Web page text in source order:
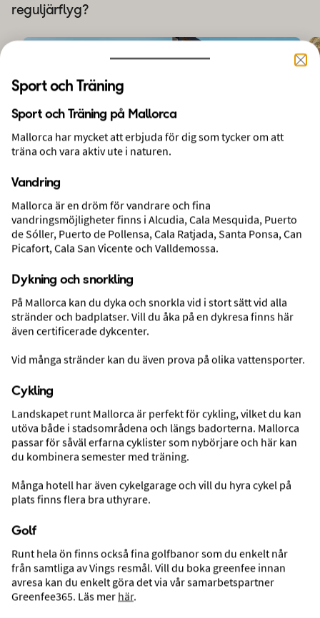
reguljärflyg?
Las Arenas
Playa de Palma, Mallorca, Spanien
Paketresa med flyg och hotell
Avresa 20 okt 2026 från Stockholm
Inkl. frukost
Inkl. incheckat bagage
4.695:- VÄLJ
Sport och Träning
Sport och Träning på Mallorca
Mallorca har mycket att erbjuda för dig som tycker om att
träna och vara aktiv ute i naturen.
Vandring
Mallorca är en dröm för vandrare och fina
vandringsmöjligheter finns i Alcudia, Cala Mesquida, Puerto
de Sóller, Puerto de Pollensa, Cala Ratjada, Santa Ponsa, Can
Picafort, Cala San Vicente och Valldemossa.
Dykning och snorkling
På Mallorca kan du dyka och snorkla vid i stort sätt vid alla
stränder och badplatser. Vill du åka på en dykresa finns här
även certificerade dykcenter.
Vid många stränder kan du även prova på olika vattensporter.
Cykling
Landskapet runt Mallorca är perfekt för cykling, vilket du kan
utöva både i stadsområdena och längs badorterna. Mallorca
passar för såväl erfarna cyklister som nybörjare och här kan
du kombinera semester med träning.
Många hotell har även cykelgarage och vill du hyra cykel på
plats finns flera bra uthyrare.
Golf
Runt hela ön finns också fina golfbanor som du enkelt når
från samtliga av Vings resmål. Vill du boka greenfee innan
avresa kan du enkelt göra det via vår samarbetspartner
Greenfee365. Läs mer här.
Stränder